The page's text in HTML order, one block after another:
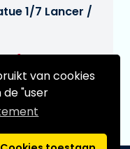
van cookies
"user
1/7 Lancer /